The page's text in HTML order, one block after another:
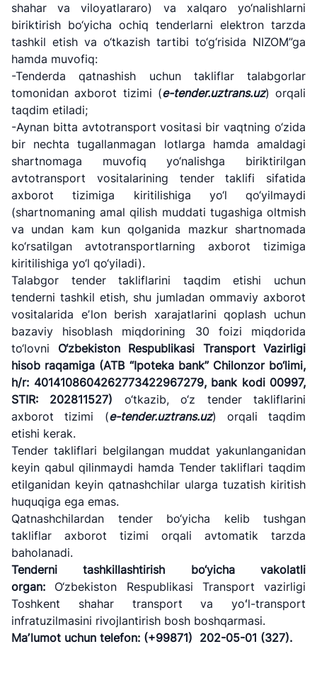
shahar va viloyatlararo) va xalqaro yo‘nalishlarni
biriktirish bo‘yicha ochiq tenderlarni elektron tarzda
tashkil etish va o‘tkazish tartibi to‘g‘risida NIZOM”ga
hamda muvofiq:
-Tenderda qatnashish uchun takliflar talabgorlar
tomonidan axborot tizimi (e-tender.uztrans.uz) orqali
taqdim etiladi;
-Aynan bitta avtotransport vositasi bir vaqtning o‘zida
bir nechta tugallanmagan lotlarga hamda amaldagi
shartnomaga muvofiq yo‘nalishga biriktirilgan
avtotransport vositalarining tender taklifi sifatida
axborot tizimiga kiritilishiga yo‘l qo‘yilmaydi
(shartnomaning amal qilish muddati tugashiga oltmish
va undan kam kun qolganida mazkur shartnomada
ko‘rsatilgan avtotransportlarning axborot tizimiga
kiritilishiga yo‘l qo‘yiladi).
Talabgor tender takliflarini taqdim etishi uchun
tenderni tashkil etish, shu jumladan ommaviy axborot
vositalarida eʼlon berish xarajatlarini qoplash uchun
bazaviy hisoblash miqdorining 30 foizi miqdorida
to‘lovni O‘zbekiston Respublikasi Transport Vazirligi
hisob raqamiga (ATB “Ipoteka bank” Chilonzor bo‘limi,
h/r: 4014108604262773422967279, bank kodi 00997,
STIR: 202811527) o‘tkazib, o‘z tender takliflarini
axborot tizimi (e-tender.uztrans.uz) orqali taqdim
etishi kerak.
Tender takliflari belgilangan muddat yakunlanganidan
keyin qabul qilinmaydi hamda Tender takliflari taqdim
etilganidan keyin qatnashchilar ularga tuzatish kiritish
huquqiga ega emas.
Qatnashchilardan tender bo‘yicha kelib tushgan
takliflar axborot tizimi orqali avtomatik tarzda
baholanadi.
Tenderni tashkillashtirish bo‘yicha vakolatli
organ: O‘zbekiston Respublikasi Transport vazirligi
Toshkent shahar transport va yoʻl-transport
infratuzilmasini rivojlantirish bosh boshqarmasi.
Maʼlumot uchun telefon: (+99871) 202-05-01 (327).